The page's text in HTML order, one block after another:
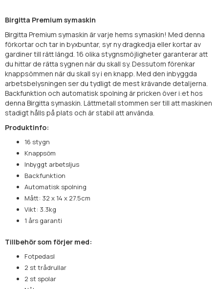
Birgitta Premium symaskin
Birgitta Premium symaskin är varje hems symaskin! Med denna
förkortar och tar in byxbuntar, syr ny dragkedja eller kortar av
gardiner till rätt längd. 16 olika stygnsmöjligheter garanterar att
du hittar de rätta sygnen när du skall sy. Dessutom förenkar
knappsömmen när du skall sy i en knapp. Med den inbyggda
arbetsbelysningen ser du tydligt de mest krävande detaljerna.
Backfunktion och automatisk spolning är pricken över i:et hos
denna Birgitta symaskin. Lättmetall stommen ser till att maskinen
stadigt hålls på plats och är stabil att använda.
Produktinfo:
16 stygn
Knappsöm
Inbyggt arbetsljus
Backfunktion
Automatisk spolning
Mått: 32 x 14 x 27.5cm
Vikt: 3.3kg
1 års garanti
Tillbehör som förjer med:
Fotpedasl
2 st trådrullar
2 st spolar